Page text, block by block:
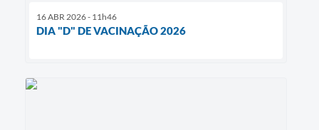
16 ABR 2026 - 11h46
DIA "D" DE VACINAÇÃO 2026